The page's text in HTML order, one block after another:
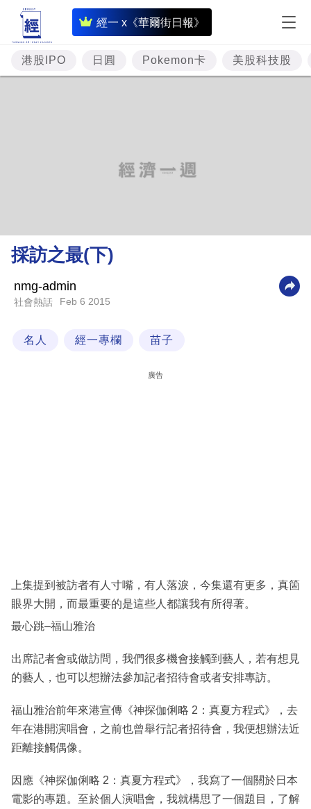
經一 x《華爾街日報》
即
時
財
經
理
財
業
閱
專
港股IPO 日圓 Pokemon卡 美股科技股
採訪之最(下)
nmg-admin
社會熱話 Feb 6 2015
名人 經一專欄 苗子
廣告
上集提到被訪者有人寸嘴，有人落淚，今集還有更多，真箇
眼界大開，而最重要的是這些人都讓我有所得著。
最心跳–福山雅治
出席記者會或做訪問，我們很多機會接觸到藝人，若有想見
的藝人，也可以想辦法參加記者招待會或者安排專訪。
福山雅治前年來港宣傳《神探伽俐略 2：真夏方程式》，去
年在港開演唱會，之前也曾舉行記者招待會，我便想辦法近
距離接觸偶像。
因應《神探伽俐略 2：真夏方程式》，我寫了一個關於日本
電影的專題。至於個人演唱會，我就構思了一個題目，了解